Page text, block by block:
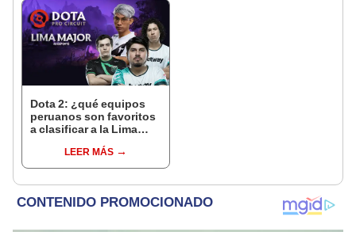
Dota 2: ¿qué equipos
peruanos son favoritos
a clasificar a la Lima
LEER MÁS